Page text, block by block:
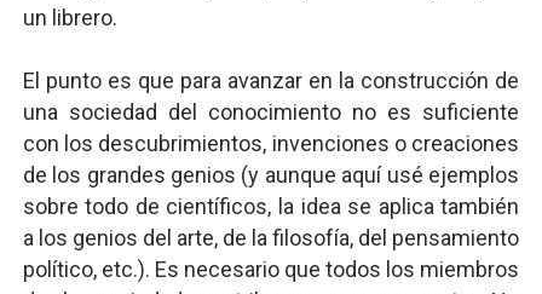
un librero.
El punto es que para avanzar en la construcción de
una sociedad del conocimiento no es suficiente
con los descubrimientos, invenciones o creaciones
de los grandes genios (y aunque aquí usé ejemplos
sobre todo de científicos, la idea se aplica también
a los genios del arte, de la filosofía, del pensamiento
político, etc.). Es necesario que todos los miembros